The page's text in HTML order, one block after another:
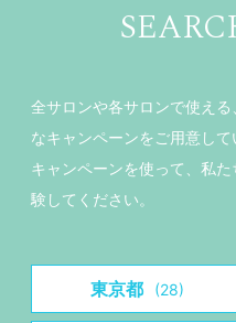
全サロンや各サロンで使え
なキャンペーンをご用意して
キャンペーンを使って、私
験してください。
東京都 (28)